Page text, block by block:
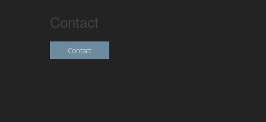
Contact
Contact